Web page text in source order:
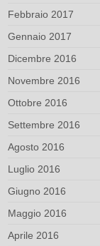
Febbraio 2017
Gennaio 2017
Dicembre 2016
Novembre 2016
Ottobre 2016
Settembre 2016
Agosto 2016
Luglio 2016
Giugno 2016
Maggio 2016
Aprile 2016